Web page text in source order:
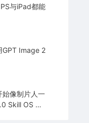
与iPad都能
GPT Image 2
始像制片人一
Skill OS 深